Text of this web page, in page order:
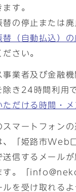
す。
替の停止または
替（自動払込）の
さい。
事業者及び金融
除き24時間利用
ただける時間・
スマートフォン
、「姫路市Web
送信するメール
す。「
ルを受け取れる